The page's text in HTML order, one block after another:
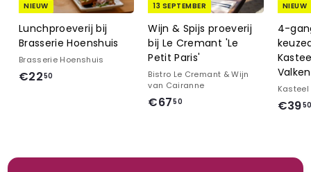
NIEUW
Lunchproeverij bij
Brasserie Hoenshuis
Brasserie Hoenshuis
€2250
0
13 SEPTEMBER
Wijn & Spijs proeverij
bij Le Cremant 'Le
Petit Paris'
Bistro Le Cremant & Wijn
van Cairanne
€6750
NIEUW
4-
€39